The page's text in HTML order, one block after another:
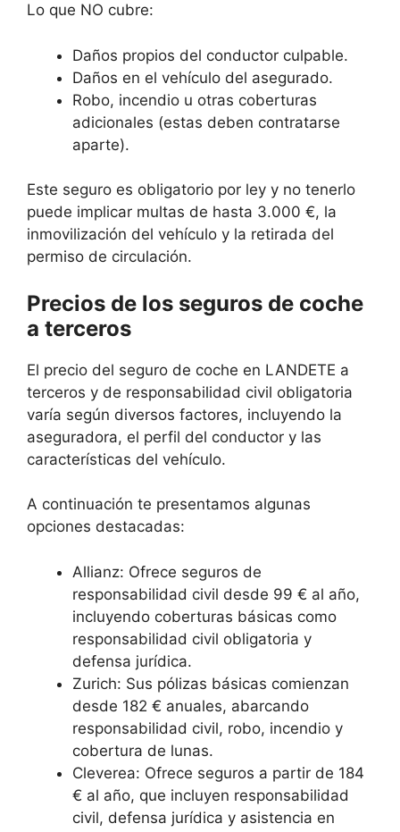
Lo que NO cubre:
Daños propios del conductor culpable.
Daños en el vehículo del asegurado.
Robo, incendio u otras coberturas
adicionales (estas deben contratarse
aparte).
Este seguro es obligatorio por ley y no tenerlo
puede implicar multas de hasta 3.000 €, la
inmovilización del vehículo y la retirada del
permiso de circulación.
Precios de los seguros de coche
a terceros
El precio del seguro de coche en LANDETE a
terceros y de responsabilidad civil obligatoria
varía según diversos factores, incluyendo la
aseguradora, el perfil del conductor y las
características del vehículo.
A continuación te presentamos algunas
opciones destacadas:
Allianz: Ofrece seguros de
responsabilidad civil desde 99 € al año,
incluyendo coberturas básicas como
responsabilidad civil obligatoria y
defensa jurídica.
Zurich: Sus pólizas básicas comienzan
desde 182 € anuales, abarcando
responsabilidad civil, robo, incendio y
cobertura de lunas.
Cleverea: Ofrece seguros a partir de 184
€ al año, que incluyen responsabilidad
civil, defensa jurídica y asistencia en